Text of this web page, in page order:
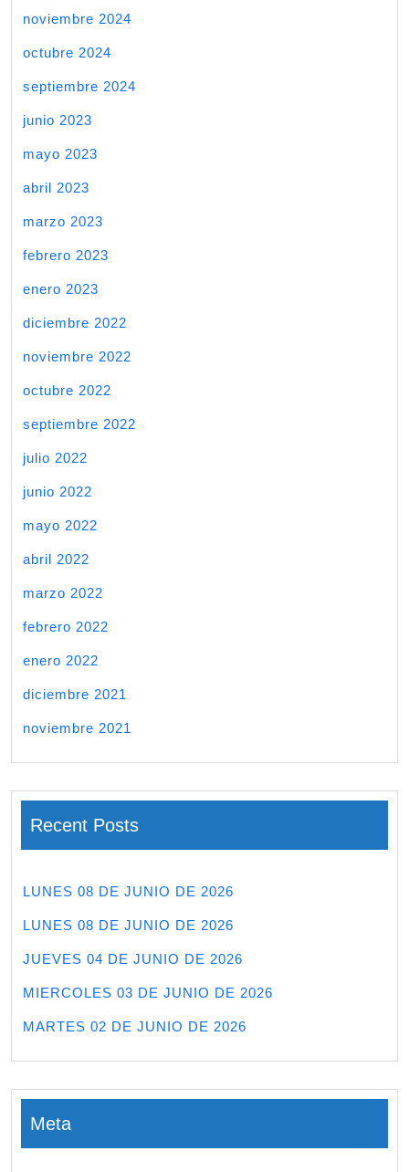
noviembre 2024
octubre 2024
septiembre 2024
junio 2023
mayo 2023
abril 2023
marzo 2023
febrero 2023
enero 2023
diciembre 2022
noviembre 2022
octubre 2022
septiembre 2022
julio 2022
junio 2022
mayo 2022
abril 2022
marzo 2022
febrero 2022
enero 2022
diciembre 2021
noviembre 2021
Recent Posts
LUNES 08 DE JUNIO DE 2026
LUNES 08 DE JUNIO DE 2026
JUEVES 04 DE JUNIO DE 2026
MIERCOLES 03 DE JUNIO DE 2026
MARTES 02 DE JUNIO DE 2026
Meta